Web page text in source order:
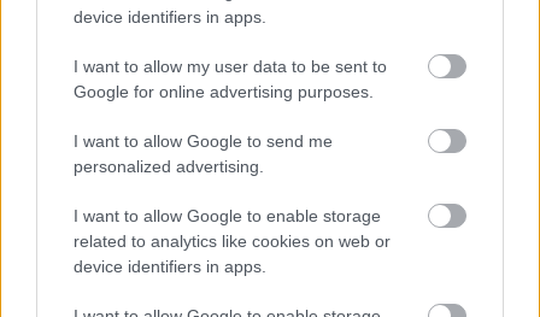
device identifiers in apps.
I want to allow my user data to be sent to
Google for online advertising purposes.
I want to allow Google to send me
personalized advertising.
I want to allow Google to enable storage
related to analytics like cookies on web or
device identifiers in apps.